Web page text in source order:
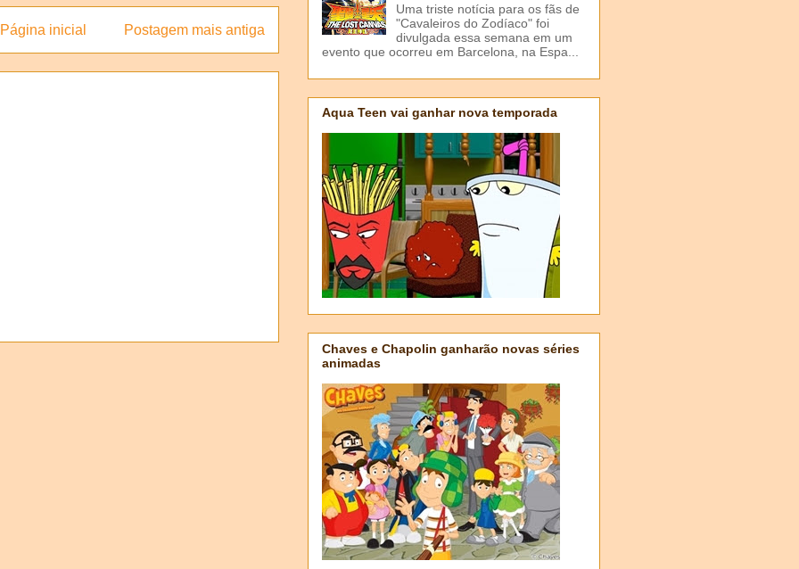
Postagem mais antiga
Página inicial
Uma triste notícia para os fãs de
"Cavaleiros do Zodíaco" foi
divulgada essa semana em um
evento que ocorreu em Barcelona, na Espa...
Aqua Teen vai ganhar nova temporada
Chaves e Chapolin ganharão novas séries
animadas